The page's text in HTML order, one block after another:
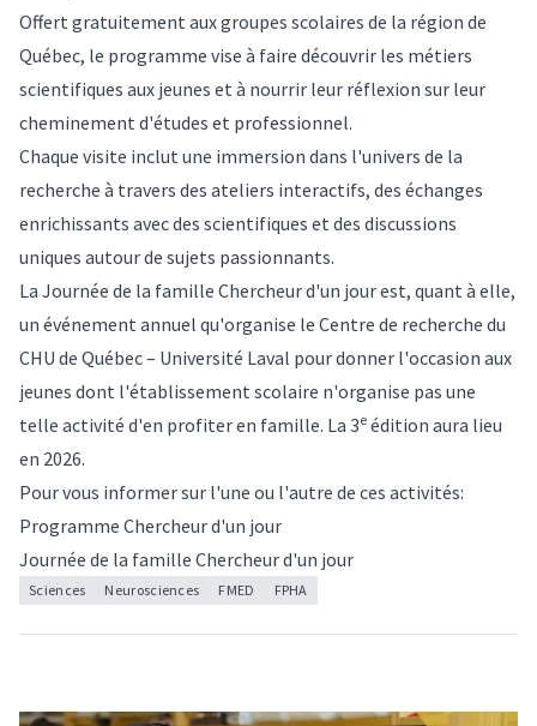
Offert gratuitement aux groupes scolaires de la région de
Québec, le programme vise à faire découvrir les métiers
scientifiques aux jeunes et à nourrir leur réflexion sur leur
cheminement d'études et professionnel.
Chaque visite inclut une immersion dans l'univers de la
recherche à travers des ateliers interactifs, des échanges
enrichissants avec des scientifiques et des discussions
uniques autour de sujets passionnants.
La Journée de la famille Chercheur d'un jour est, quant à elle,
un événement annuel qu'organise le Centre de recherche du
CHU de Québec – Université Laval pour donner l'occasion aux
jeunes dont l'établissement scolaire n'organise pas une
telle activité d'en profiter en famille. La 3e édition aura lieu
en 2026.
Pour vous informer sur l'une ou l'autre de ces activités:
Programme Chercheur d'un jour
Journée de la famille Chercheur d'un jour
Sciences Neurosciences FMED FPHA